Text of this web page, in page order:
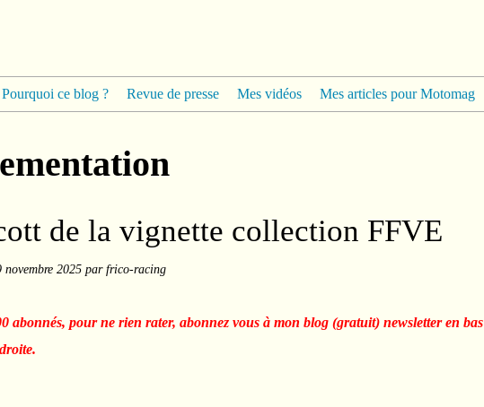
Pourquoi ce blog ? Revue de presse Mes vidéos Mes articles pour Motomag
de la vignette collection FFVE
novembre 2025 par frico-racing
abonnés, pour ne rien rater, abonnez vous à mon blog (gratuit) newsletter en bas